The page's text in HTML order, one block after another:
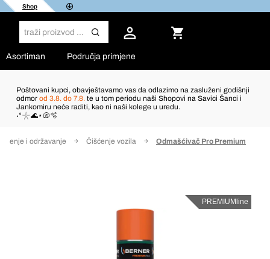
Shop
Asortiman Područja primjene
Poštovani kupci, obavještavamo vas da odlazimo na zasluženi godišnji
odmor od 3.8. do 7.8. te u tom periodu naši Shopovi na Savici Šanci i
Jankomiru neće raditi, kao ni naši kolege u uredu.
˖°𓇼🌊⋆🐚🫧
i održavanje Čišćenje vozila Odmašćivač Pro Premium
PREMIUMline